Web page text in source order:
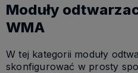
Moduły
WMA
W tej kategorii moduły
skonfigurować w prosty